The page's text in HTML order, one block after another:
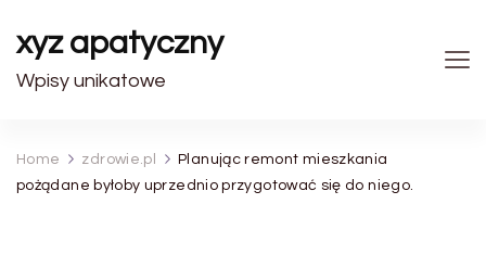
xyz apatyczny
Wpisy unikatowe
Home zdrowie.pl
Planując remont mieszkania
pożądane byłoby uprzednio przygotować się do niego.